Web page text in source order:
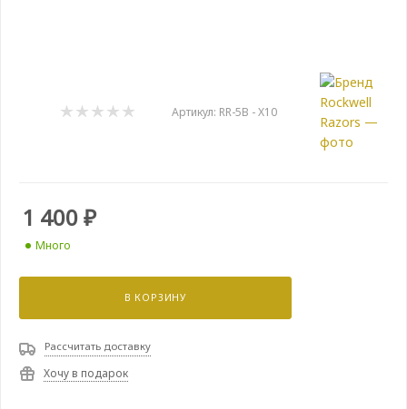
Артикул: RR-5B - X10
1 400₽
Много
В КОРЗИНУ
Рассчитать доставку
Хочу в подарок